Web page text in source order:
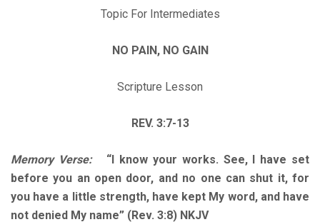
Topic For Intermediates
NO PAIN, NO GAIN
Scripture Lesson
REV. 3:7-13
Memory Verse: “I know your works. See, I have set
before you an open door, and no one can shut it, for
you have a little strength, have kept My word, and have
not denied My name” (Rev. 3:8) NKJV